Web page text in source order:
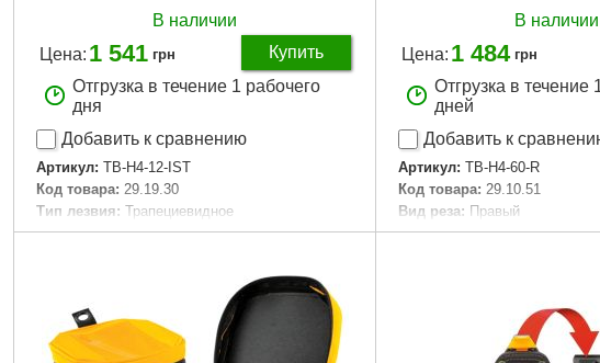
В наличии
Цена: 1 541 грн
Купить
Отгрузка в течение 1 рабочего
дня
Добавить к сравнению
Артикул: TB-H4-12-IST
Код товара: 29.19.30
Тип лезвия: Трапециевидное
Размер / мм / ": 19,0
230x75x20 мм
Подробнее...
В наличии
Цена: 1 484 грн
Отгрузка в течение
дней
Добавить к
Артикул: TB-H4-60-R
Код товара: 29.10.51
Вид реза: Правый
Длина общая, мм: 258
Подробнее...